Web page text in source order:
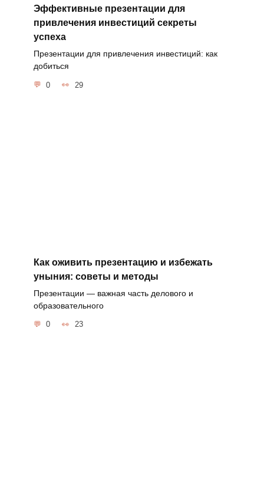
Эффективные презентации для
привлечения инвестиций секреты
успеха
Презентации для привлечения инвестиций: как
добиться
0 29
Как оживить презентацию и избежать
уныния: советы и методы
Презентации — важная часть делового и
образовательного
0 23